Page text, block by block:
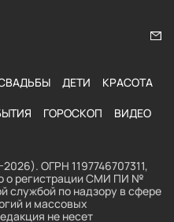
ДЕТИ КРАСОТА
ГОРОСКОП ВИДЕО
ОГРН 1197746707311,
о регистрации СМИ ПИ №
службой по надзору в сфере
и массовых
не несет